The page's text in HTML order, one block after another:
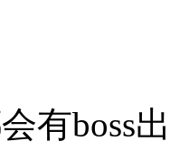
有boss